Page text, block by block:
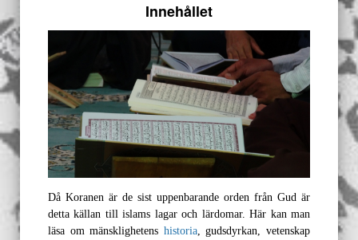
Innehållet
Då Koranen är de sist uppenbarande orden från Gud är
detta källan till islams lagar och lärdomar. Här kan man
läsa om mänsklighetens historia, gudsdyrkan, vetenskap